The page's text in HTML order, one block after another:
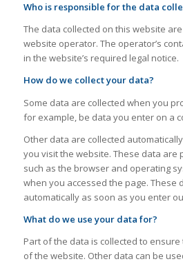
Who is responsible for the data
The data collected on this website
website operator. The operator’s
in the website’s required legal notice.
How do we collect your data?
Some data are collected when you
for example, be data you enter on a
Other data are collected
you visit the website. These data are
such as the browser and operating
when you accessed the page. These
automatically as soon as you enter
What do we use your data for?
Part of the data is collected to
of the website. Other data can be